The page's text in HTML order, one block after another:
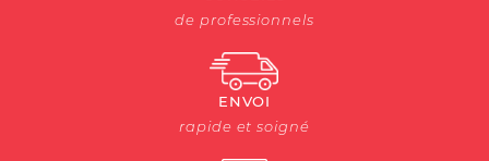
de professionnels
ENVOI
rapide et soigné